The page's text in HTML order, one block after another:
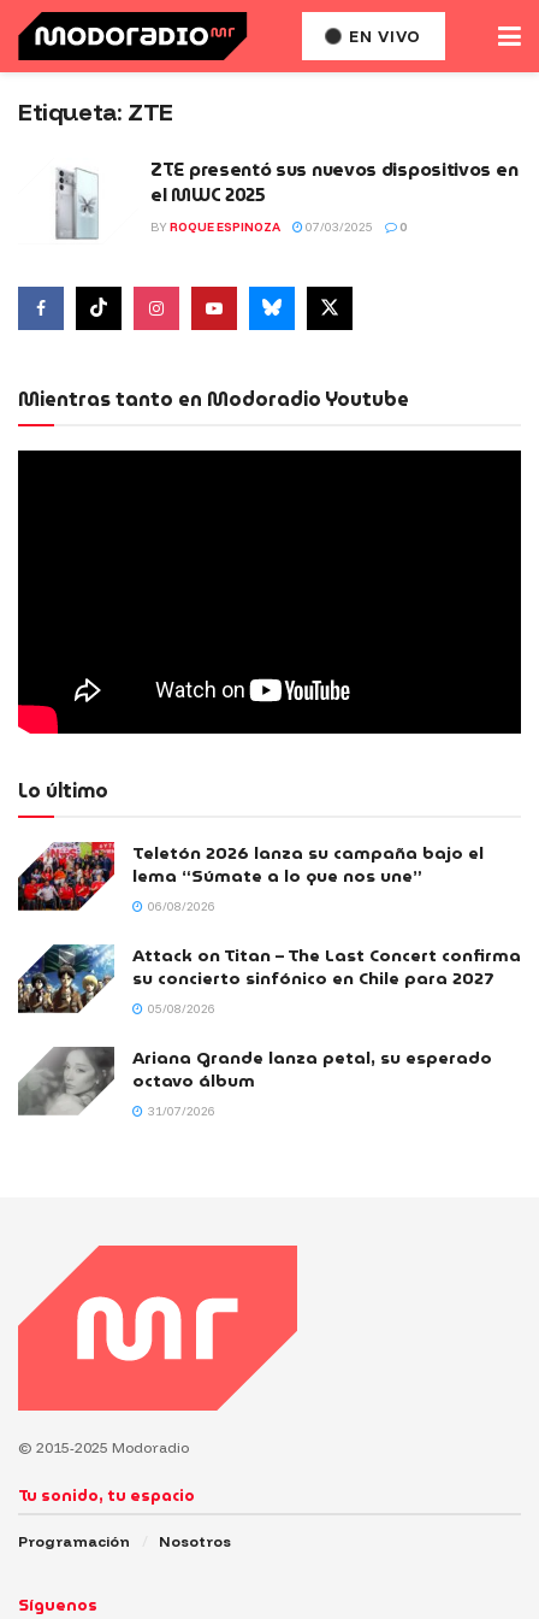
EN VIVO
Etiqueta: ZTE
ZTE presentó sus nuevos dispositivos en
el MWC 2025
BY ROQUE ESPINOZA 07/03/2025 0
Mientras tanto en Modoradio Youtube
Lo último
Teletón 2026 lanza su campaña bajo el
lema “Súmate a lo que nos une”
06/08/2026
Attack on Titan – The Last Concert confirma
su concierto sinfónico en Chile para 2027
05/08/2026
Ariana Grande lanza petal, su esperado
octavo álbum
31/07/2026
© 2015-2025 Modoradio
Tu sonido, tu espacio
Programación Nosotros
Síguenos